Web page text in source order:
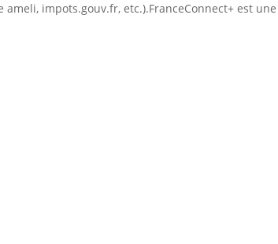
impots.gouv.fr, etc.).FranceConnect+ est une